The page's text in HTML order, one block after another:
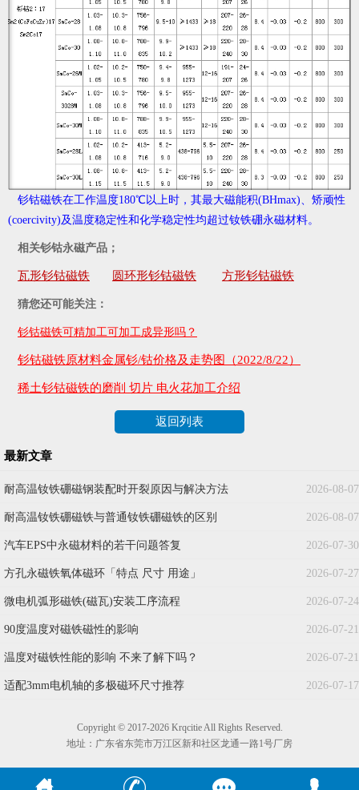
钐钴磁铁在工作温度180℃以上时，其最大磁能积(BHmax)、矫顽性
(coercivity)及温度稳定性和化学稳定性均超过钕铁硼永磁材料。
相关钐钴永磁产品；
瓦形钐钴磁铁 圆环形钐钴磁铁 方形钐钴磁铁
猜您还可能关注：
钐钴磁铁可精加工可加工成异形吗？
钐钴磁铁原材料金属钐/钴价格及走势图（2022/8/22）
稀土钐钴磁铁的磨削 切片 电火花加工介绍
返回列表
最新文章
2026-08-07
耐高温钕铁硼磁钢装配时开裂原因与解决方法
2026-08-07
耐高温钕铁硼磁铁与普通钕铁硼磁铁的区别
2026-07-30
汽车EPS中永磁材料的若干问题答复
2026-07-27
方孔永磁铁氧体磁环「特点 尺寸 用途」
2026-07-24
微电机弧形磁铁(磁瓦)安装工序流程
2026-07-21
90度温度对磁铁磁性的影响
2026-07-21
温度对磁铁性能的影响 不来了解下吗？
2026-07-17
适配3mm电机轴的多极磁环尺寸推荐
Copyright © 2017-2026 Krqcitie All Rights Reserved.
地址：广东省东莞市万江区新和社区龙通一路1号厂房